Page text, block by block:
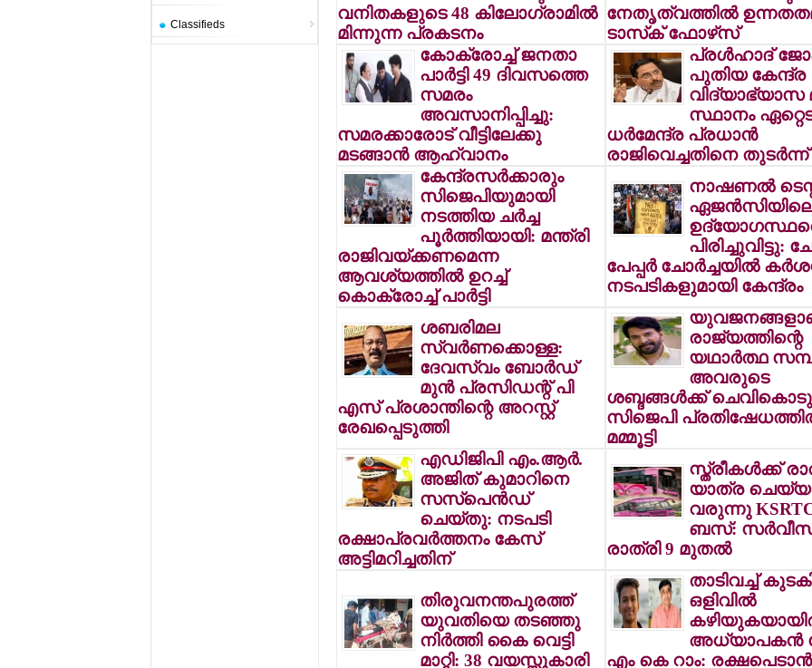
Classifieds
വനിതകളുടെ 48 കിലോഗ്രാമില്‍
മിന്നുന്ന പ്രകടനം
നേതൃത്വത്തില്‍
ടാസ്‌ക് ഫോഴ്‌സ്
കോക്രോച്ച് ജനതാ
പാര്‍ട്ടി 49 ദിവസത്തെ
സമരം
അവസാനിപ്പിച്ചു:
സമരക്കാരോട് വീട്ടിലേക്കു
മടങ്ങാന്‍ ആഹ്വാനം
പ്രള്‍ഹാദ്
പുതിയ കേന്ദ്ര
വിദ്യാഭ്യാസ
സ്ഥാനം
ധര്‍മേന്ദ്ര പ്രധാന്‍
രാജിവെച്ചതിനെ തുടര്‍ന്ന്
കേന്ദ്രസര്‍ക്കാരും
സിജെപിയുമായി
നടത്തിയ ചര്‍ച്ച
പൂര്‍ത്തിയായി: മന്ത്രി
രാജിവയ്ക്കണമെന്ന
ആവശ്യത്തില്‍ ഉറച്ച്
കൊക്രോച്ച് പാര്‍ട്ടി
നാഷണല്‍
ഏജന്‍സിയിലെ
പിരിച്ചുവിട്ടു:
പേപ്പര്‍ ചോര്‍ച്ചയില്‍
നടപടികളുമായി കേന്ദ്രം
ശബരിമല
സ്വര്‍ണക്കൊള്ള:
ദേവസ്വം ബോര്‍ഡ്
മുന്‍ പ്രസിഡന്റ് പി
എസ് പ്രശാന്തിന്റെ അറസ്റ്റ്
രേഖപ്പെടുത്തി
രാജ്യത്തിന്റെ
യഥാര്‍ത്ഥ
അവരുടെ
ശബ്ദങ്ങള്‍ക്ക്
സിജെപി
മമ്മൂട്ടി
എഡിജിപി എം.ആര്‍.
അജിത് കുമാറിനെ
സസ്പെന്‍ഡ്
ചെയ്തു: നടപടി
രക്ഷാപ്രവര്‍ത്തനം കേസ്
അട്ടിമറിച്ചതിന്
സ്ത്രീകള്‍ക്ക്
യാത്ര
വരുന്നു KSRTC
ബസ്:
രാത്രി 9 മുതല്‍
തിരുവനന്തപുരത്ത്
യുവതിയെ തടഞ്ഞു
നിര്‍ത്തി കൈ വെട്ടി
മാറ്റി: 38 വയസ്സുകാരി
താടിവച്ച്
ഒളിവില്‍
അധ്യാപകന്‍
എം കെ റാം: രക്ഷപെടാന്‍